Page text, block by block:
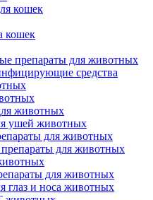
кошек
кошек
препараты для животных
средства
животных
ушей животных
для животных
для животных
для животных
глаз и носа животных